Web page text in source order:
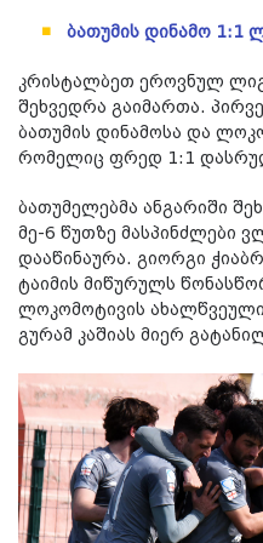
ბათუმის დინამო 1:1
კრისტალბეთ ეროვნულ
შეხვედრა გაიმართა.
ბათუმის დინამოსა და
რომელიც ფრედ 1:1
ბათუმელებმა ანგარიში
მე-6 წუთზე მასპინძლები
დააწინაურა. გიორგი
ტაიმის მიწურულს
ლოკომოტივის
გურამ კაშიას მიერ